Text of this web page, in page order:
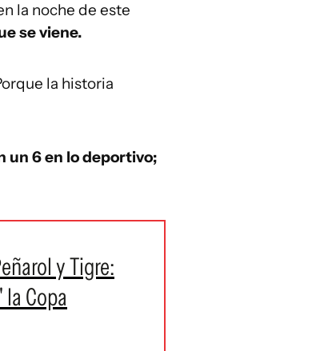
la noche de este
se viene.
la historia
un 6 en lo deportivo;
y Tigre:
Copa